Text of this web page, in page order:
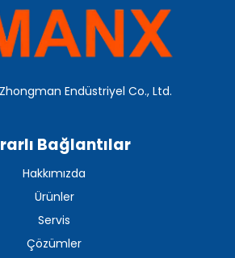
Endüstriyel Co., Ltd.
Bağlantılar
Hakkımızda
Ürünler
Servis
Çözümler